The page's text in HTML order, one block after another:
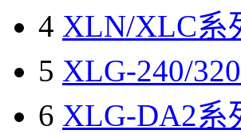
4 XLN/XLC系
5 XLG-240/
6 XLG-DA2系